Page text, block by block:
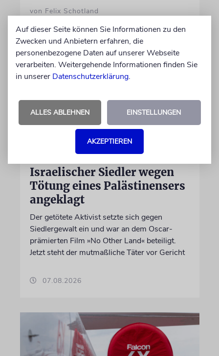
von Felix Schotland
Israelischer Siedler wegen
Tötung eines Palästinensers
angeklagt
Der getötete Aktivist setzte sich gegen
Siedlergewalt ein und war an dem Oscar-
prämierten Film »No Other Land« beteiligt.
Jetzt steht der mutmaßliche Täter vor Gericht
07.08.2026
Auf dieser Seite können Sie Informationen zu den
Zwecken und Anbietern erfahren, die
personenbezogene Daten auf unserer Webseite
verarbeiten. Weitergehende Informationen finden Sie
in unserer Datenschutzerklärung.
ALLES ABLEHNEN EINSTELLUNGEN
AKZEPTIEREN